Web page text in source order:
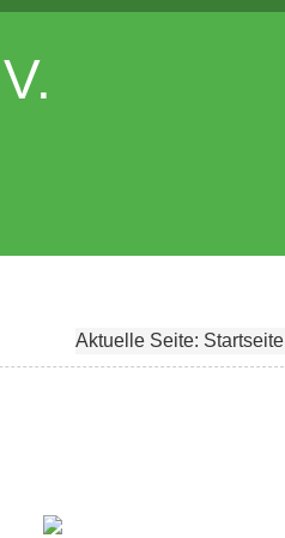
Aktuelle Seite: Startseite